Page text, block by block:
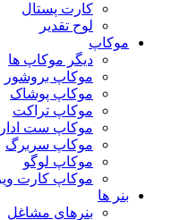
کارت پستال
لوح تقدیر
موکاپ
دیگر موکاپ ها
موکاپ بروشور
موکاپ پوشاک
موکاپ تراکت
موکاپ ست
موکاپ سربرگ
موکاپ لوگو
موکاپ کارت
بنر ها
بنرهای مشاغل